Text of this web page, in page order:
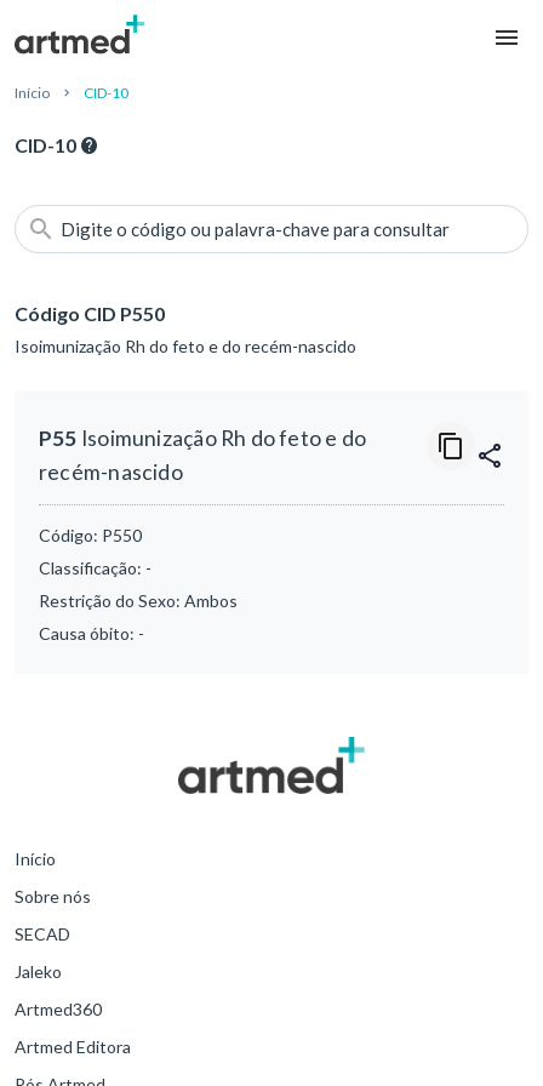
Início CID-10
CID-10
Digite o código ou palavra-chave para consultar
Código CID P550
Isoimunização Rh do feto e do recém-nascido
P55 Isoimunização Rh do feto e do
recém-nascido
Código: P550
Classificação: -
Restrição do Sexo: Ambos
Causa óbito: -
Início
Sobre nós
SECAD
Jaleko
Artmed360
Artmed Editora